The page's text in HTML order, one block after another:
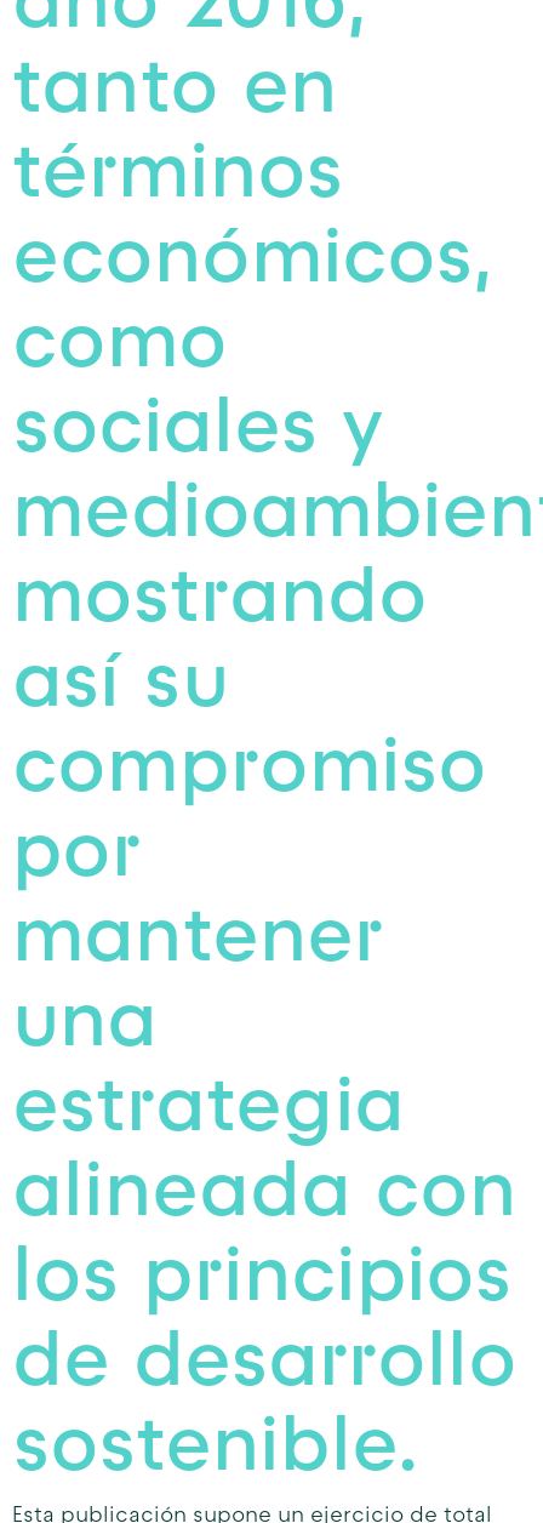
tanto en
términos
económicos,
como
sociales y
mostrando
así su
compromiso
por
mantener
una
estrategia
alineada con
los principios
de desarrollo
sostenible.
Esta publicación supone un ejercicio de total